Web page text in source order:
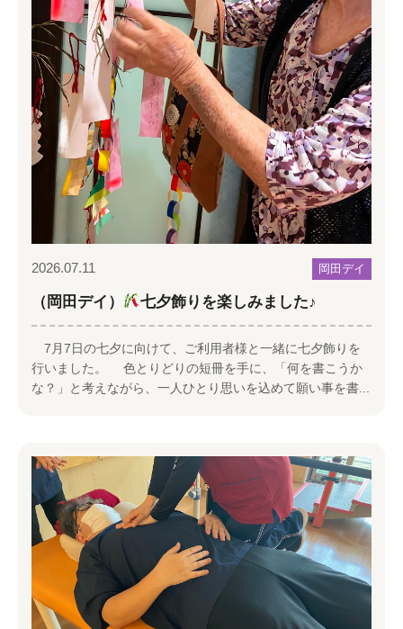
2026.07.11 岡田デイ
（岡田デイ） 七夕飾りを楽しみました♪
7月7日の七夕に向けて、ご利用者様と一緒に七夕飾りを
行いました。 色とりどりの短冊を手に、「何を書こうか
な？」と考えながら、一人ひとり思いを込めて願い事を書...